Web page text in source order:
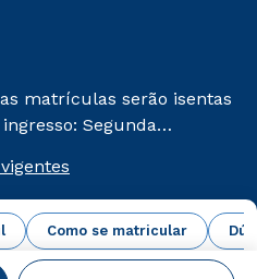
Como se matricular
matrículas serão isentas
Segunda
matrícula será de R$
aos cursos: Ensino
Docência e Metodologia
Educacional © 2026 -